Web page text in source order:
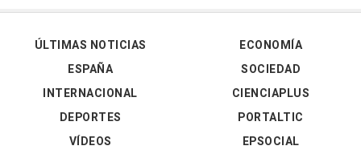
ÚLTIMAS NOTICIAS
ESPAÑA
INTERNACIONAL
DEPORTES
VÍDEOS
ECONOMÍA
SOCIEDAD
CIENCIAPLUS
PORTALTIC
EPSOCIAL